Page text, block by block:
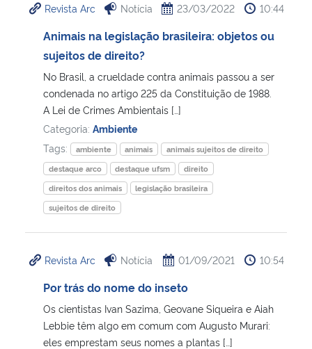
Ministério da Mulher, da Família e dos Direitos Humanos
Secretaria de Governo
Gabinete de Segurança Institucional
Advocacia-Geral da União
Banco Central do Brasil
Revista Arc Notícia 23/03/2022 10:44
Animais na legislação brasileira: objetos ou
sujeitos de direito?
No Brasil, a crueldade contra animais passou a ser
condenada no artigo 225 da Constituição de 1988.
A Lei de Crimes Ambientais […]
Categoria: Ambiente
Tags:
ambiente animais
animais sujeitos de direito
destaque arco
destaque ufsm
direito
direitos dos animais
legislação brasileira
sujeitos de direito
Revista Arc Notícia 01/09/2021 10:54
Por trás do nome do inseto
Os cientistas Ivan Sazima, Geovane Siqueira e Aiah
Lebbie têm algo em comum com Augusto Murari:
eles emprestam seus nomes a plantas […]